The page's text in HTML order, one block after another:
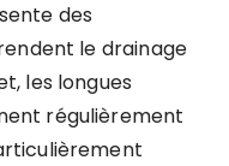
des
le drainage
les longues
régulièrement